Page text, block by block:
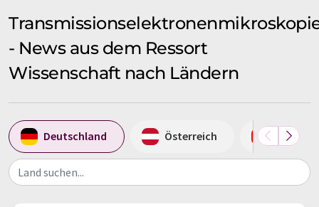
- News aus dem Ressort
Wissenschaft nach Ländern
Deutschland Österreich Schweiz
Land suchen...